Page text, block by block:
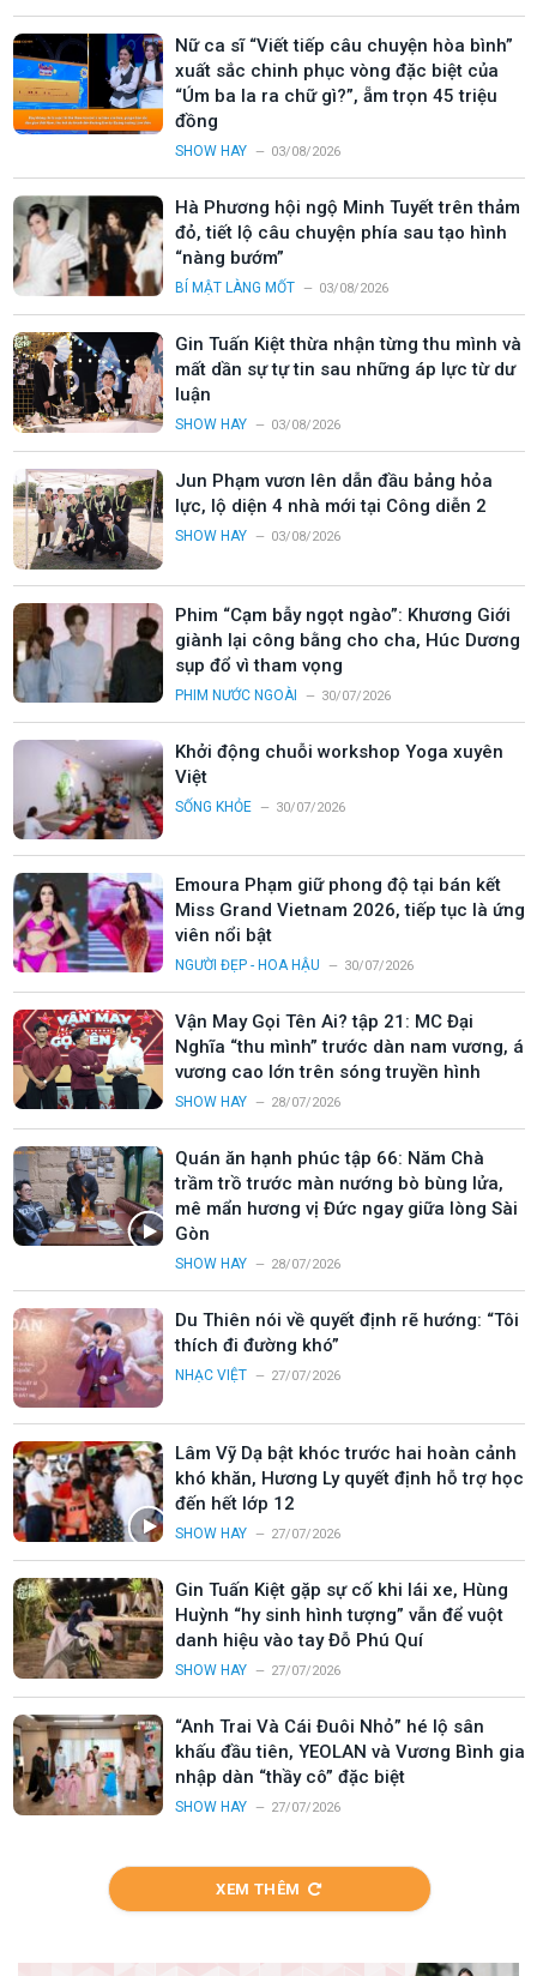
Nữ ca sĩ “Viết tiếp câu chuyện hòa bình”
xuất sắc chinh phục vòng đặc biệt của
“Úm ba la ra chữ gì?”, ẵm trọn 45 triệu
đồng
SHOW HAY 03/08/2026
Hà Phương hội ngộ Minh Tuyết trên thảm
đỏ, tiết lộ câu chuyện phía sau tạo hình
“nàng bướm”
BÍ MẬT LÀNG MỐT 03/08/2026
Gin Tuấn Kiệt thừa nhận từng thu mình và
mất dần sự tự tin sau những áp lực từ dư
luận
SHOW HAY 03/08/2026
Jun Phạm vươn lên dẫn đầu bảng hỏa
lực, lộ diện 4 nhà mới tại Công diễn 2
SHOW HAY 03/08/2026
Phim “Cạm bẫy ngọt ngào”: Khương Giới
giành lại công bằng cho cha, Húc Dương
sụp đổ vì tham vọng
PHIM NƯỚC NGOÀI 30/07/2026
Khởi động chuỗi workshop Yoga xuyên
Việt
SỐNG KHỎE 30/07/2026
Emoura Phạm giữ phong độ tại bán kết
Miss Grand Vietnam 2026, tiếp tục là ứng
viên nổi bật
NGƯỜI ĐẸP - HOA HẬU 30/07/2026
Vận May Gọi Tên Ai? tập 21: MC Đại
Nghĩa “thu mình” trước dàn nam vương, á
vương cao lớn trên sóng truyền hình
SHOW HAY 28/07/2026
Quán ăn hạnh phúc tập 66: Năm Chà
trầm trồ trước màn nướng bò bùng lửa,
mê mẩn hương vị Đức ngay giữa lòng Sài
Gòn
SHOW HAY 28/07/2026
Du Thiên nói về quyết định rẽ hướng: “Tôi
thích đi đường khó”
NHẠC VIỆT 27/07/2026
Lâm Vỹ Dạ bật khóc trước hai hoàn cảnh
khó khăn, Hương Ly quyết định hỗ trợ học
đến hết lớp 12
SHOW HAY 27/07/2026
Gin Tuấn Kiệt gặp sự cố khi lái xe, Hùng
Huỳnh “hy sinh hình tượng” vẫn để vuột
danh hiệu vào tay Đỗ Phú Quí
SHOW HAY 27/07/2026
“Anh Trai Và Cái Đuôi Nhỏ” hé lộ sân
khấu đầu tiên, YEOLAN và Vương Bình gia
nhập dàn “thầy cô” đặc biệt
SHOW HAY 27/07/2026
XEM THÊM